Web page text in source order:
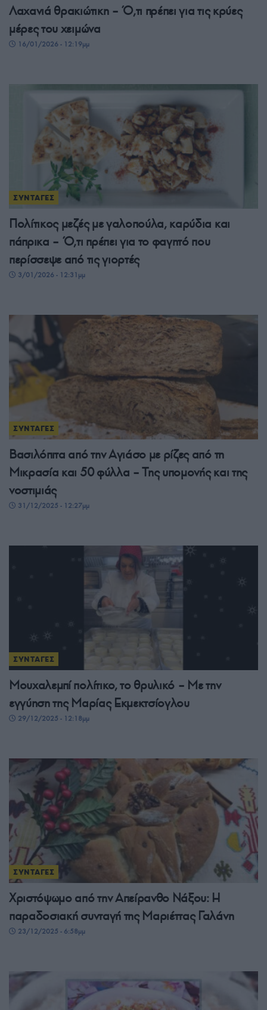
Λαχανιά θρακιώτικη – Ό,τι πρέπει για τις κρύες
μέρες του χειμώνα
16/01/2026 - 12:19μμ
ΣΥΝΤΑΓΕΣ
Πολίτικος μεζές με γαλοπούλα, καρύδια και
πάπρικα – Ό,τι πρέπει για το φαγητό που
περίσσεψε από τις γιορτές
3/01/2026 - 12:31μμ
ΣΥΝΤΑΓΕΣ
Βασιλόπιτα από την Αγιάσο με ρίζες από τη
Μικρασία και 50 φύλλα – Της υπομονής και της
νοστιμιάς
31/12/2025 - 12:27μμ
ΣΥΝΤΑΓΕΣ
Μουχαλεμπί πολίτικο, το θρυλικό – Με την
εγγύηση της Μαρίας Εκμεκτσίογλου
29/12/2025 - 12:18μμ
ΣΥΝΤΑΓΕΣ
Χριστόψωμο από την Απείρανθο Νάξου: Η
παραδοσιακή συνταγή της Μαριέττας Γαλάνη
23/12/2025 - 6:58μμ